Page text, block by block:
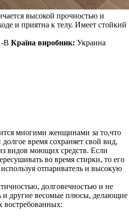
высокой прочностью и
и приятна к телу. Имеет стойкий
B Країна виробник: Украина
многими женщинами за то,что
время сохраняет свой вид,
видов моющих средств. Если
во время стирки, то его
отпариватель и высокую
долговечностью и не
и другие весомые плюсы, делающие
востребованных: